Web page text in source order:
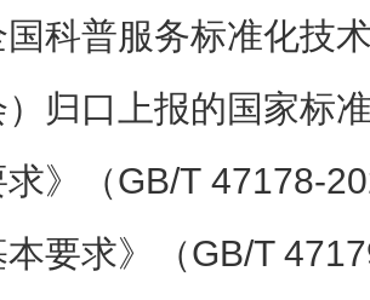
科普服务标准化技
归口上报的国家标
》（GB/T 47178-
要求》（GB/T